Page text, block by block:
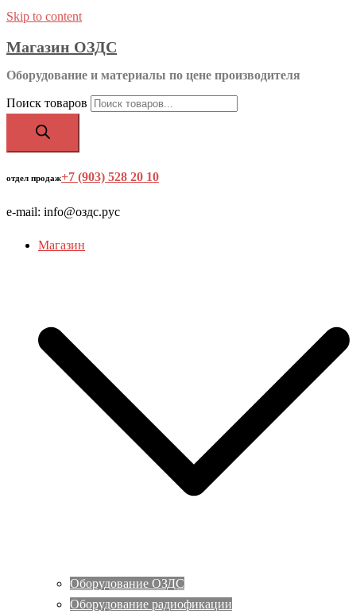
Skip to content
Магазин ОЗДС
Оборудование и материалы по цене производителя
Поиск товаров
отдел продаж+7 (903) 528 20 10
e-mail: info@оздс.рус
Магазин
Оборудование ОЗДС
Оборудование радиофикации